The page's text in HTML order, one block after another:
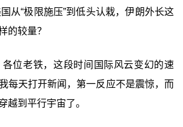
从“极限施压”到低头认栽，伊朗外长这
的较量？
位老铁，这段时间国际风云变幻的速
每天打开新闻，第一反应不是震惊，而
越到平行宇宙了。